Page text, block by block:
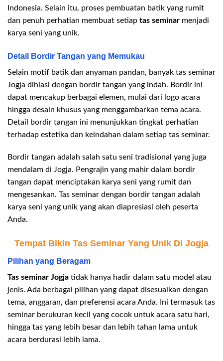
Indonesia. Selain itu, proses pembuatan batik yang rumit
dan penuh perhatian membuat setiap tas seminar menjadi
karya seni yang unik.
Detail Bordir Tangan yang Memukau
Selain motif batik dan anyaman pandan, banyak tas seminar
Jogja dihiasi dengan bordir tangan yang indah. Bordir ini
dapat mencakup berbagai elemen, mulai dari logo acara
hingga desain khusus yang menggambarkan tema acara.
Detail bordir tangan ini menunjukkan tingkat perhatian
terhadap estetika dan keindahan dalam setiap tas seminar.
Bordir tangan adalah salah satu seni tradisional yang juga
mendalam di Jogja. Pengrajin yang mahir dalam bordir
tangan dapat menciptakan karya seni yang rumit dan
mengesankan. Tas seminar dengan bordir tangan adalah
karya seni yang unik yang akan diapresiasi oleh peserta
Anda.
Tempat Bikin Tas Seminar Yang Unik Di Jogja
Pilihan yang Beragam
Tas seminar Jogja tidak hanya hadir dalam satu model atau
jenis. Ada berbagai pilihan yang dapat disesuaikan dengan
tema, anggaran, dan preferensi acara Anda. Ini termasuk tas
seminar berukuran kecil yang cocok untuk acara satu hari,
hingga tas yang lebih besar dan lebih tahan lama untuk
acara berdurasi lebih lama.